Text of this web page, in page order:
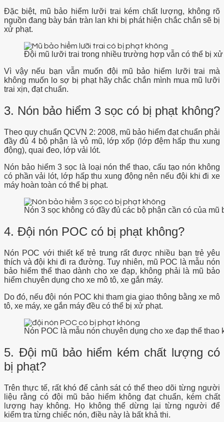
Đặc biệt, mũ bảo hiểm lưỡi trai kém chất lượng, không rõ
nguồn đang bày bán tràn lan khi bị phát hiện chắc chắn sẽ bị
xử phạt.
Đội mũ lưỡi trai trong nhiều trường hợp vẫn có thể bị xử
Vì vậy nếu bạn vẫn muốn đội mũ bảo hiểm lưỡi trai mà
không muốn lo sợ bị phạt hãy chắc chắn mình mua mũ lưỡi
trai xịn, đạt chuẩn.
3. Nón bảo hiểm 3 sọc có bị phạt không?
Theo quy chuẩn QCVN 2: 2008, mũ bảo hiểm đạt chuẩn phải
đầy đủ 4 bộ phận là vỏ mũ, lớp xốp (lớp đệm hấp thu xung
động), quai đeo, lớp vải lót.
Nón bảo hiểm 3 sọc là loại nón thể thao, cấu tạo nón không
có phần vải lót, lớp hấp thu xung động nên nếu đội khi đi xe
máy hoàn toàn có thể bị phạt.
Nón 3 sọc không có đầy đủ các bộ phận cần có của
4. Đội nón POC có bị phạt không?
Nón POC với thiết kế trẻ trung rất được nhiều bạn trẻ yêu
thích và đội khi đi ra đường. Tuy nhiên, mũ POC là mẫu nón
bảo hiểm thể thao dành cho xe đạp, không phải là mũ bảo
hiểm chuyên dụng cho xe mô tô, xe gắn máy.
Do đó, nếu đội nón POC khi tham gia giao thông bằng xe mô
tô, xe máy, xe gắn máy đều có thể bị xử phạt.
Nón POC là mẫu nón chuyên dụng cho xe đạp thể thao
5. Đội mũ bảo hiểm kém chất lượng có
bị phạt?
Trên thực tế, rất khó để cảnh sát có thể theo dõi từng người
liệu rằng có đội mũ bảo hiểm không đạt chuẩn, kém chất
lượng hay không. Họ không thể dừng lại từng người để
kiểm tra từng chiếc nón, điều này là bất khả thi.